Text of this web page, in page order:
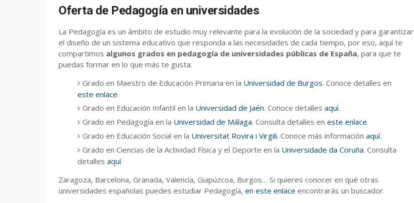
Oferta de Pedagogía en universidades
La Pedagogía es un ámbito de estudio muy relevante para la evolución de la sociedad y para garantizar
el diseño de un sistema educativo que responda a las necesidades de cada tiempo, por eso, aquí te
compartimos algunos grados en pedagogía de universidades públicas de España, para que te
puedas formar en lo que más te gusta:
Grado en Maestro de Educación Primaria en la Universidad de Burgos. Conoce detalles en
este enlace.
Grado en Educación Infantil en la Universidad de Jaén. Conoce detalles aquí.
Grado en Pedagogía en la Universidad de Málaga. Consulta detalles en este enlace.
Grado en Educación Social en la Universitat Rovira i Virgili. Conoce más información aquí.
Grado en Ciencias de la Actividad Física y el Deporte en la Universidade da Coruña. Consulta
detalles aquí.
Zaragoza, Barcelona, Granada, Valencia, Guipúzcoa, Burgos… Si quieres conocer en qué otras
universidades españolas puedes estudiar Pedagogía, en este enlace encontrarás un buscador.